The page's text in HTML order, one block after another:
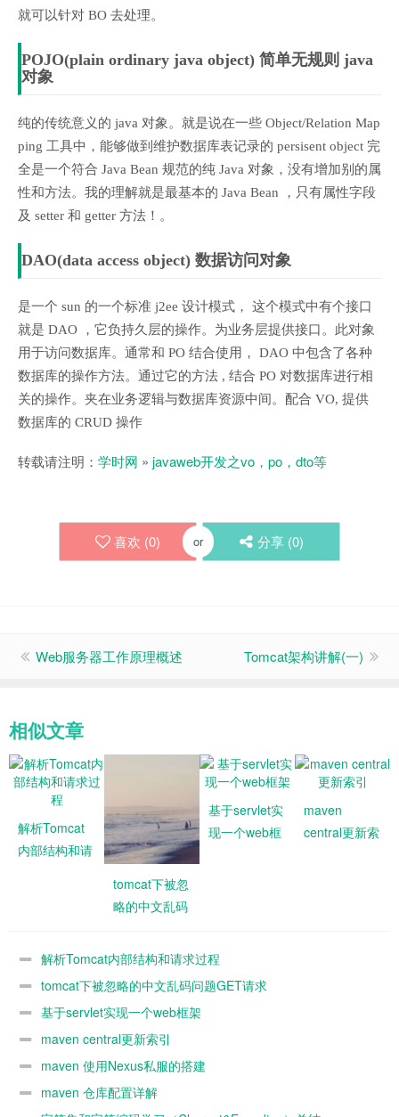
就可以针对 BO 去处理。
POJO(plain ordinary java object) 简单无规则 java
对象
纯的传统意义的 java 对象。就是说在一些 Object/Relation Map
ping 工具中，能够做到维护数据库表记录的 persisent object 完
全是一个符合 Java Bean 规范的纯 Java 对象，没有增加别的属
性和方法。我的理解就是最基本的 Java Bean ，只有属性字段
及 setter 和 getter 方法！。
DAO(data access object) 数据访问对象
是一个 sun 的一个标准 j2ee 设计模式， 这个模式中有个接口
就是 DAO ，它负持久层的操作。为业务层提供接口。此对象
用于访问数据库。通常和 PO 结合使用， DAO 中包含了各种
数据库的操作方法。通过它的方法 , 结合 PO 对数据库进行相
关的操作。夹在业务逻辑与数据库资源中间。配合 VO, 提供
数据库的 CRUD 操作
转载请注明： 学时网 » javaweb开发之vo，po，dto等
喜欢 (0) or 分享 (0)
Web服务器工作原理概述 Tomcat架构讲解(一)
相似文章
解析Tomcat
内部结构和请
tomcat下被忽
略的中文乱码
基于servlet实
现一个web框
maven
central更新索
解析Tomcat内部结构和请求过程
tomcat下被忽略的中文乱码问题GET请求
基于servlet实现一个web框架
maven central更新索引
maven 使用Nexus私服的搭建
maven 仓库配置详解